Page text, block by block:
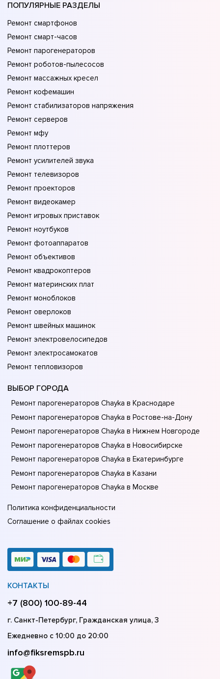
ПОПУЛЯРНЫЕ РАЗДЕЛЫ
Ремонт смартфонов
Ремонт смарт-часов
Ремонт парогенераторов
Ремонт роботов-пылесосов
Ремонт массажных кресел
Ремонт кофемашин
Ремонт стабилизаторов напряжения
Ремонт серверов
Ремонт мфу
Ремонт плоттеров
Ремонт усилителей звука
Ремонт телевизоров
Ремонт проекторов
Ремонт видеокамер
Ремонт игровых приставок
Ремонт ноутбуков
Ремонт фотоаппаратов
Ремонт объективов
Ремонт квадрокоптеров
Ремонт материнских плат
Ремонт моноблоков
Ремонт оверлоков
Ремонт швейных машинок
Ремонт электровелосипедов
Ремонт электросамокатов
Ремонт тепловизоров
ВЫБОР ГОРОДА
Ремонт парогенераторов Chayka в Краснодаре
Ремонт парогенераторов Chayka в Ростове-на-Донy
Ремонт парогенераторов Chayka в Нижнем Новгороде
Ремонт парогенераторов Chayka в Новосибирске
Ремонт парогенераторов Chayka в Екатеринбурге
Ремонт парогенераторов Chayka в Казани
Ремонт парогенераторов Chayka в Москве
Политика конфиденциальности
Соглашение о файлах cookies
КОНТАКТЫ
+7 (800) 100-89-44
г. Санкт-Петербург, Гражданская улица, 3
Ежедневно с 10:00 до 20:00
info@fiksremspb.ru